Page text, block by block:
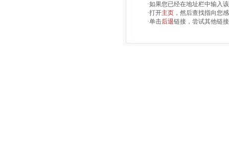
·如果您已经在地址栏中输入
·打开主页 ，然后查找指向您
·单击后退链接，尝试其他链